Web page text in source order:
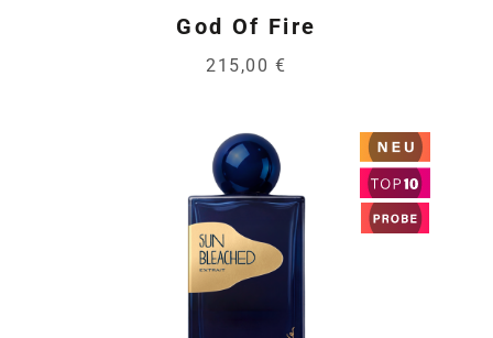
God Of Fire
215,00 €